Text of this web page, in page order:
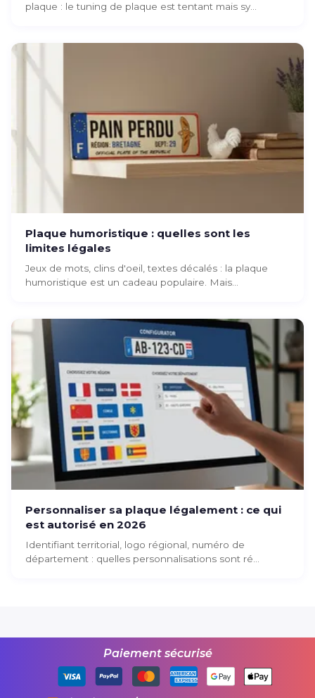
plaque : le tuning de plaque est tentant mais sy...
Plaque humoristique : quelles sont les
limites légales
Jeux de mots, clins d'oeil, textes décalés : la plaque
humoristique est un cadeau populaire. Mais...
Personnaliser sa plaque légalement : ce qui
est autorisé en 2026
Identifiant territorial, logo régional, numéro de
département : quelles personnalisations sont ré...
Paiement sécurisé